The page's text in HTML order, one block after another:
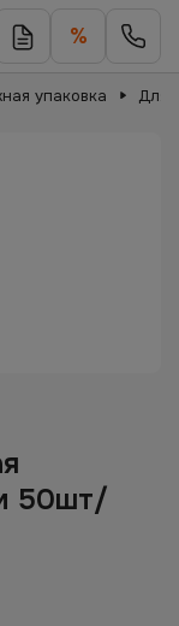
%
упаковка Для
50шт/